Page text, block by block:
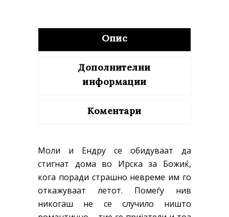
Опис
Дополнителни
информации
Коментари
Моли и Ендру се обидуваат да
стигнат дома во Ирска за Божиќ,
кога поради страшно невреме им го
откажуваат летот. Помеѓу нив
никогаш не се случило ништо